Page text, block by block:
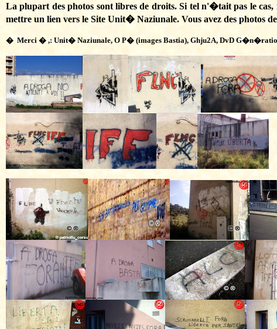
La plupart des photos sont libres de droits. Si tel n'�tait pas le
mettre un lien vers le Site Unit� Naziunale. Vous avez des photos
� Merci � ,: Unit� Naziunale, O P� (images Bastia), Ghju2A, DvD